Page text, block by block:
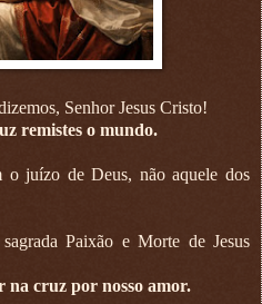
Senhor Jesus Cristo!
remistes o mundo.
o juízo de Deus, não aquele dos
Paixão e Morte de Jesus
na cruz por nosso amor.